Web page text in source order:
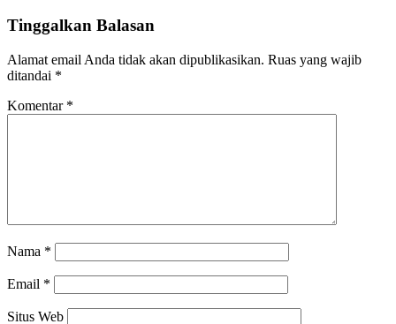
Tinggalkan Balasan
Alamat email Anda tidak akan dipublikasikan. Ruas yang wajib
ditandai *
Komentar *
Nama *
Email *
Situs Web